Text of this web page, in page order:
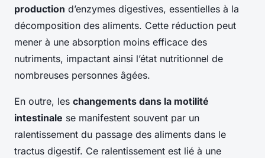
production d’enzymes digestives, essentielles à la
décomposition des aliments. Cette réduction peut
mener à une absorption moins efficace des
nutriments, impactant ainsi l’état nutritionnel de
nombreuses personnes âgées.
En outre, les changements dans la motilité
intestinale se manifestent souvent par un
ralentissement du passage des aliments dans le
tractus digestif. Ce ralentissement est lié à une